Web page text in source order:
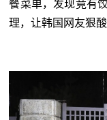
餐菜单，发现竟有
理，让韩国网友狠